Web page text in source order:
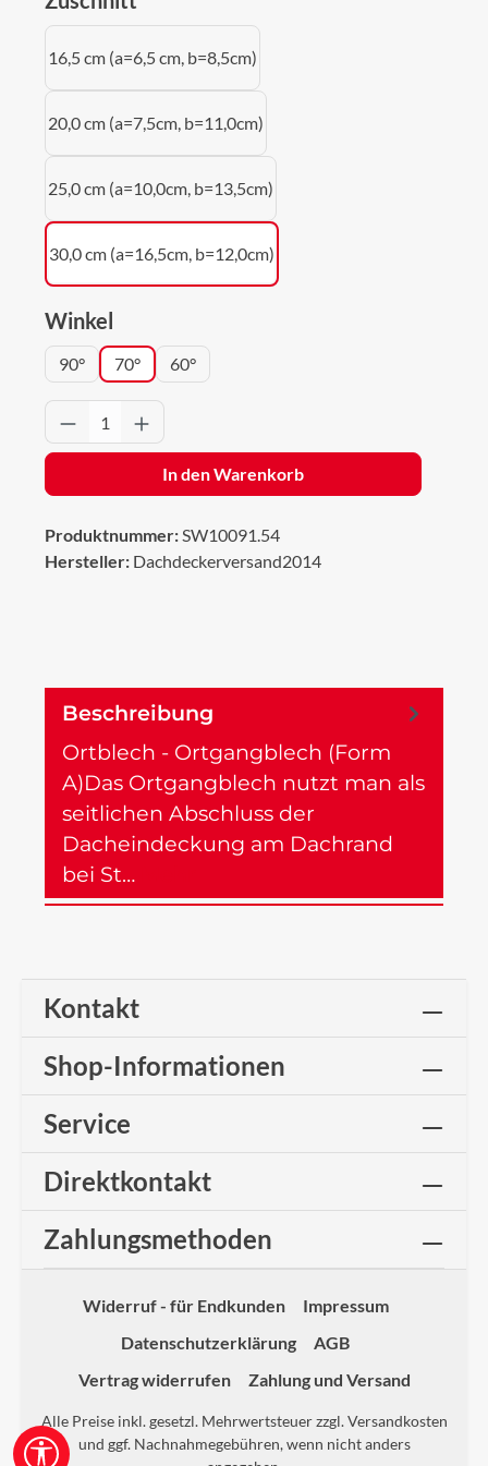
16,5 cm (a=6,5 cm, b=8,5cm)
20,0 cm (a=7,5cm, b=11,0cm)
25,0 cm (a=10,0cm, b=13,5cm)
30,0 cm (a=16,5cm, b=12,0cm)
Winkel
90° 70° 60°
Produkt Anzahl: Gib den gewünschten
In den Warenkorb
Produktnummer:SW10091.54
Hersteller: Dachdeckerversand2014
Beschreibung
Ortblech - Ortgangblech (Form
A)Das Ortgangblech nutzt man als
seitlichen Abschluss der
Dacheindeckung am Dachrand
bei St…
Kontakt
Shop-Informationen
Service
Direktkontakt
Zahlungsmethoden
Widerruf - für Endkunden
Impressum
Datenschutzerklärung
AGB
Vertrag widerrufen
Zahlung und Versand
Alle Preise inkl. gesetzl. Mehrwertsteuer zzgl.Versandkosten
und ggf. Nachnahmegebühren, wenn nicht anders
Werkzeugleiste anzeigen